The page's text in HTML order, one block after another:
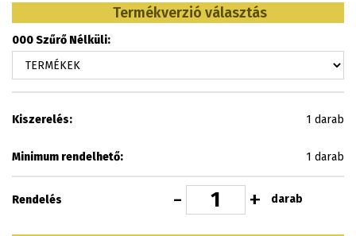
Termékverzió választás
000 Szűrő Nélküli:
Kiszerelés: 1 darab
Minimum rendelhető: 1 darab
Rendelés - + darab